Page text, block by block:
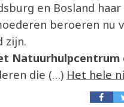
en Bosland
beroeren nu
zijn.
Natuurhulpcentrum
die (…) Het hele